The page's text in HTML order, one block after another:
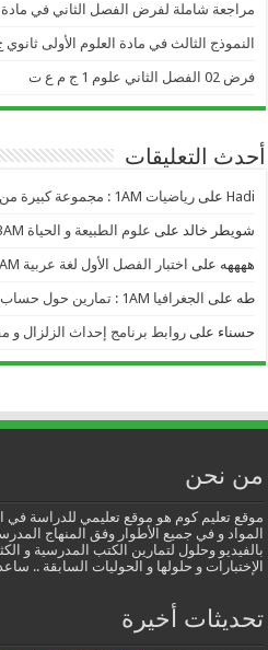
مراجعة شاملة لفرض الفصل الثاني في مادة
النموذج الثالث في مادة العلوم الأولى
فرض 02 الفصل الثاني علوم 1 ج م ع ت
أحدث التعليقات
Hadi علىرياضيات 1AM : مجموعة كبيرة من تمارين الفصل 2 + الحل
شويطر خالد على علوم الطبيعة و الحياة 3AM الاختبار للثلاثي الأول مع الحل
ههههه على اختبار الفصل الأول لغة عربية 2AM : مع الحل
طه على الجغرافيا 1AM : تمارين حول حساب الزمن مع القاعدة الصحيحة
حسناء علىروابط برنامج إحداث الزلزال و
من نحن
موقع تعليم كوم هو موقع تعليمي للدراسة في
المواد و في جميع الأطوار وفق المنهاج
بالفيديو وحلول لتمارين الكتب المدرسية و
الإختبارات و حلولها و الحوليات السابقة ..
تحديثات أخيرة